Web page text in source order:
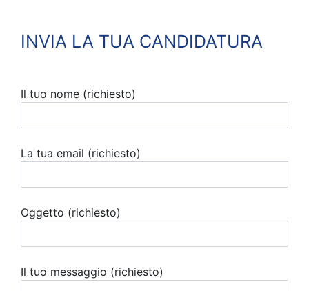
INVIA LA TUA CANDIDATURA
Il tuo nome (richiesto)
La tua email (richiesto)
Oggetto (richiesto)
Il tuo messaggio (richiesto)